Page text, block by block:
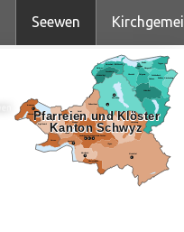
Seewen